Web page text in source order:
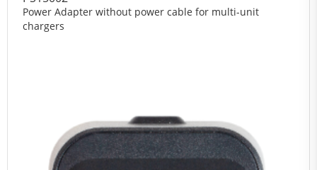
Power Adapter without power cable for multi-unit
chargers